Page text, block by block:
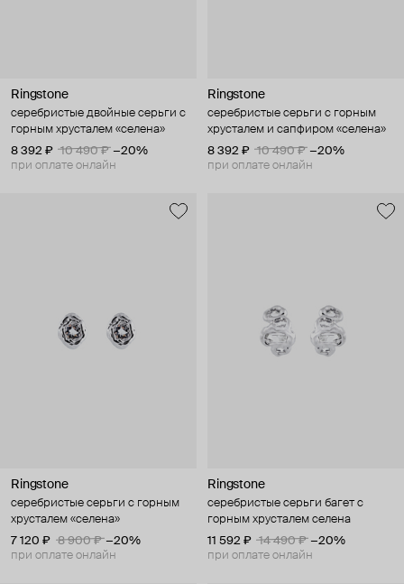
Ringstone
серебристые двойные серьги с
горным хрусталем «селена»
8 392 ₽
10 490 ₽ −20%
при оплате онлайн
Ringstone
серебристые серьги с горным
хрусталем и сапфиром «селена»
8 392 ₽
10 490 ₽ −20%
при оплате онлайн
Ringstone
серебристые серьги с горным
хрусталем «селена»
7 120 ₽
8 900 ₽ −20%
при оплате онлайн
Ringstone
серебристые серьги багет с
горным хрусталем селена
11 592 ₽
14 490 ₽ −20%
при оплате онлайн